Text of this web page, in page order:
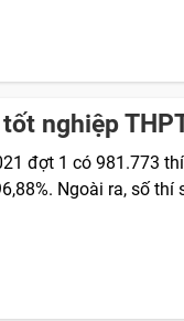
nghiệp
đợt 1 có 981.773
Ngoài ra, số thí